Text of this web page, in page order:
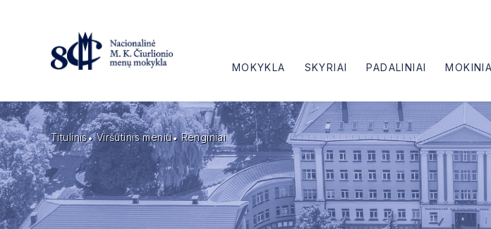
MOKYKLA SKYRIAI PADALINIAI
Titulinis Viršutinis meniu Renginiai